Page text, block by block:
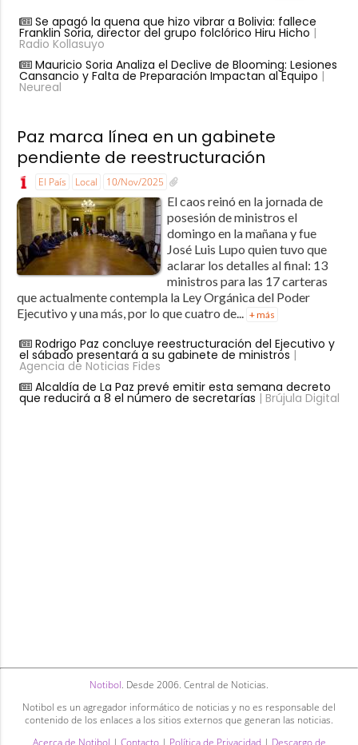
Se apagó la quena que hizo vibrar a Bolivia: fallece
Franklin Soria, director del grupo folclórico Hiru Hicho |
Radio Kollasuyo
Mauricio Soria Analiza el Declive de Blooming: Lesiones
Cansancio y Falta de Preparación Impactan al Equipo |
Neureal
Paz marca línea en un gabinete
pendiente de reestructuración
El País Local 10/Nov/2025
El caos reinó en la jornada de
posesión de ministros el
domingo en la mañana y fue
José Luis Lupo quien tuvo que
aclarar los detalles al final: 13
ministros para las 17 carteras
que actualmente contempla la Ley Orgánica del Poder
Ejecutivo y una más, por lo que cuatro de... + más
Rodrigo Paz concluye reestructuración del Ejecutivo y
el sábado presentará a su gabinete de ministros |
Agencia de Noticias Fides
Alcaldía de La Paz prevé emitir esta semana decreto
que reducirá a 8 el número de secretarías | Brújula Digital
Notibol. Desde 2006. Central de Noticias.
Notibol es un agregador informático de noticias y no es responsable del
contenido de los enlaces a los sitios externos que generan las noticias.
Acerca de Notibol | Contacto| Política de Privacidad | Descargo de